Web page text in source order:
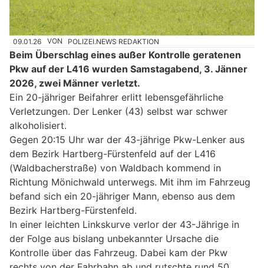
09.01.26 VON POLIZEI.NEWS REDAKTION
Beim Überschlag eines außer Kontrolle geratenen
Pkw auf der L416 wurden Samstagabend, 3. Jänner
2026, zwei Männer verletzt.
Ein 20-jähriger Beifahrer erlitt lebensgefährliche
Verletzungen. Der Lenker (43) selbst war schwer
alkoholisiert.
Gegen 20:15 Uhr war der 43-jährige Pkw-Lenker aus
dem Bezirk Hartberg-Fürstenfeld auf der L416
(Waldbacherstraße) von Waldbach kommend in
Richtung Mönichwald unterwegs. Mit ihm im Fahrzeug
befand sich ein 20-jähriger Mann, ebenso aus dem
Bezirk Hartberg-Fürstenfeld.
In einer leichten Linkskurve verlor der 43-Jährige in
der Folge aus bislang unbekannter Ursache die
Kontrolle über das Fahrzeug. Dabei kam der Pkw